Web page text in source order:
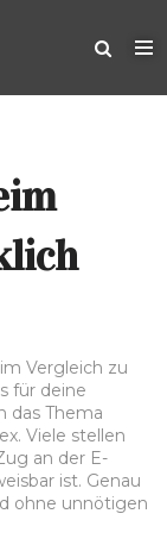
Vergleich zu
für deine
das Thema
Viele stellen
an der E-
ist. Genau
ohne unnötigen